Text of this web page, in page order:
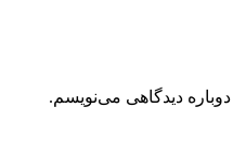
دیدگاهی می‌نویسم.